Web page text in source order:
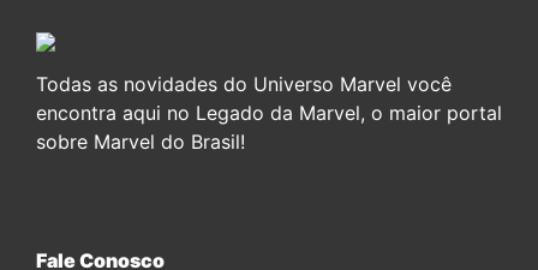
Todas as novidades do Universo Marvel você
encontra aqui no Legado da Marvel, o maior portal
sobre Marvel do Brasil!
Fale Conosco